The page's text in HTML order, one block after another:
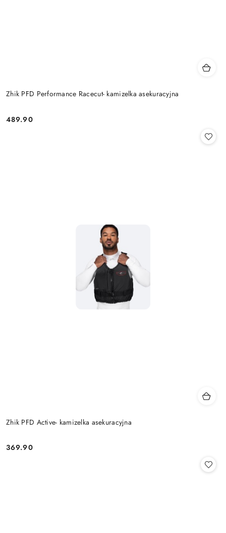
Zhik PFD Performance Racecut- kamizelka asekuracyjna
Cena:
489.90
Zhik PFD Active- kamizelka asekuracyjna
Cena:
369.90